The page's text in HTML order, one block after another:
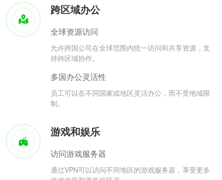
跨区域办公
全球资源访问
允许跨国公司在全球范围内统一访问和共享资源，支
持跨区域协作。
多国办公灵活性
员工可以在不同国家或地区灵活办公，而不受地域限
制。
游戏和娱乐
访问游戏服务器
通过VPN可以访问不同地区的游戏服务器，享受更多